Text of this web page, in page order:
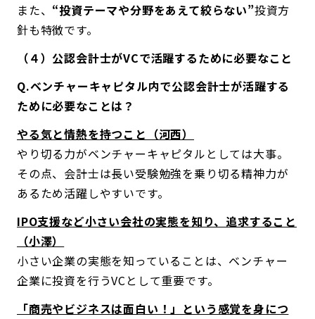
また、 “投資テーマや分野をあえて絞らない”投資方
針も特徴です。
（４）公認会計士がVCで活躍するために必要なこと
Q.ベンチャーキャピタル内で公認会計士が活躍する
ために必要なことは？
やる気と情熱を持つこと（河西）
やり切る力がベンチャーキャピタルとしては大事。
その点、会計士は長い受験勉強を乗り切る精神力が
あるため活躍しやすいです。
IPO支援など小さい会社の実態を知り、追求すること
（小澤）
小さい企業の実態を知っていることは、ベンチャー
企業に投資を行うVCとして重要です。
「商売やビジネスは面白い！」という感覚を身につ